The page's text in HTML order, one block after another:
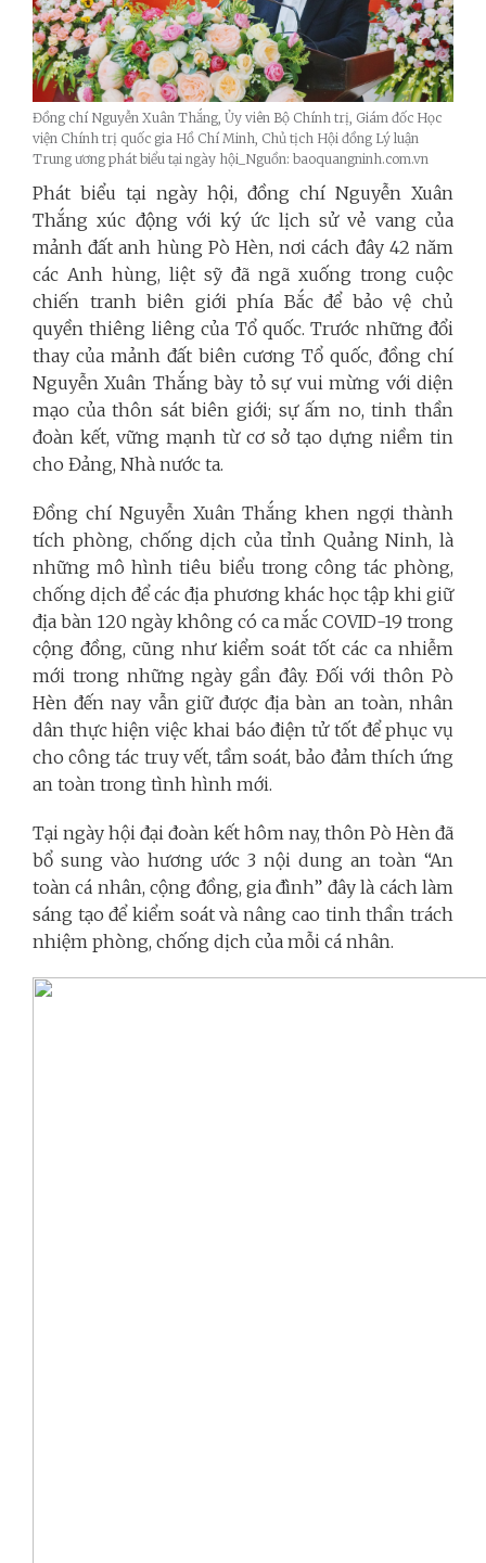
Đồng chí Nguyễn Xuân Thắng, Ủy viên Bộ Chính trị, Giám đốc Học
viện Chính trị quốc gia Hồ Chí Minh, Chủ tịch Hội đồng Lý luận
Trung ương phát biểu tại ngày hội_Nguồn: baoquangninh.com.vn
Phát biểu tại ngày hội, đồng chí Nguyễn Xuân
Thắng xúc động với ký ức lịch sử vẻ vang của
mảnh đất anh hùng Pò Hèn, nơi cách đây 42 năm
các Anh hùng, liệt sỹ đã ngã xuống trong cuộc
chiến tranh biên giới phía Bắc để bảo vệ chủ
quyền thiêng liêng của Tổ quốc. Trước những đổi
thay của mảnh đất biên cương Tổ quốc, đồng chí
Nguyễn Xuân Thắng bày tỏ sự vui mừng với diện
mạo của thôn sát biên giới; sự ấm no, tinh thần
đoàn kết, vững mạnh từ cơ sở tạo dựng niềm tin
cho Đảng, Nhà nước ta.
Đồng chí Nguyễn Xuân Thắng khen ngợi thành
tích phòng, chống dịch của tỉnh Quảng Ninh, là
những mô hình tiêu biểu trong công tác phòng,
chống dịch để các địa phương khác học tập khi giữ
địa bàn 120 ngày không có ca mắc COVID-19 trong
cộng đồng, cũng như kiểm soát tốt các ca nhiễm
mới trong những ngày gần đây. Đối với thôn Pò
Hèn đến nay vẫn giữ được địa bàn an toàn, nhân
dân thực hiện việc khai báo điện tử tốt để phục vụ
cho công tác truy vết, tầm soát, bảo đảm thích ứng
an toàn trong tình hình mới.
Tại ngày hội đại đoàn kết hôm nay, thôn Pò Hèn đã
bổ sung vào hương ước 3 nội dung an toàn “An
toàn cá nhân, cộng đồng, gia đình” đây là cách làm
sáng tạo để kiểm soát và nâng cao tinh thần trách
nhiệm phòng, chống dịch của mỗi cá nhân.